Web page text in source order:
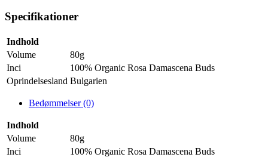
Specifikationer
Indhold
Volume
80g
Inci
100% Organic Rosa Damascena Buds
Oprindelsesland Bulgarien
Bedømmelser (0)
Indhold
Volume
80g
Inci
100% Organic Rosa Damascena Buds